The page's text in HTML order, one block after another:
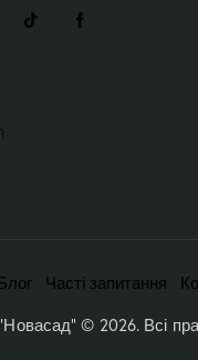
Часті запитання
© 2026. Всі